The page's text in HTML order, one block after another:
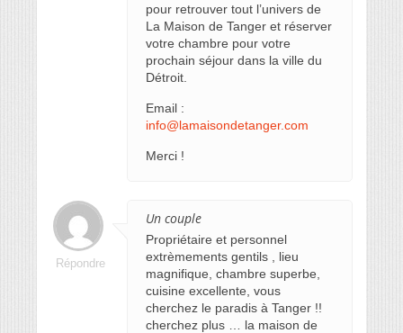
pour retrouver tout l’univers de
La Maison de Tanger et réserver
votre chambre pour votre
prochain séjour dans la ville du
Détroit.
Email :
info@lamaisondetanger.com
Merci !
Un couple
Propriétaire et personnel
extrèmements gentils , lieu
magnifique, chambre superbe,
cuisine excellente, vous
cherchez le paradis à Tanger !!
cherchez plus … la maison de
Répondre